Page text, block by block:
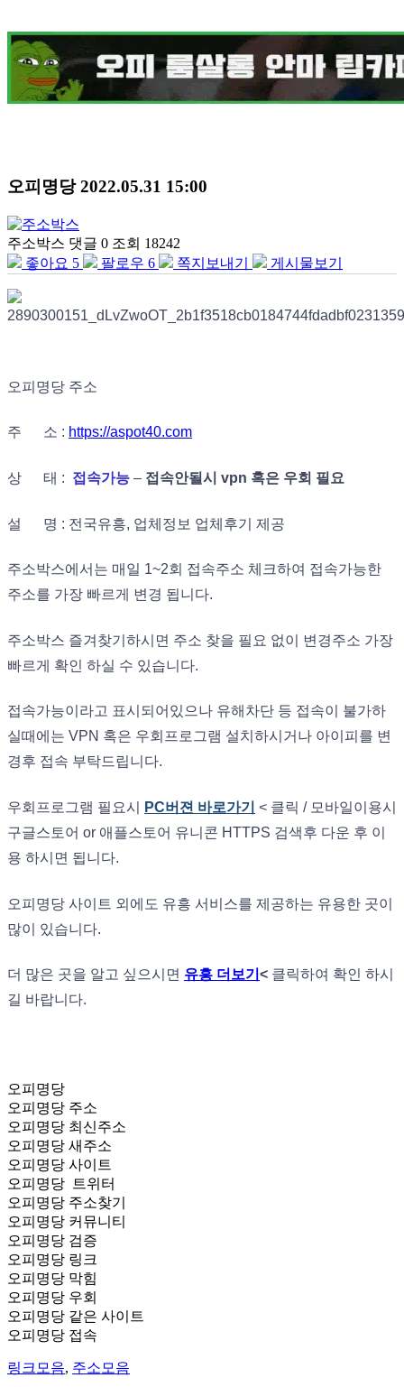
오피명당2022.05.31 15:00
주소박스 댓글 0 조회 18242
좋아요 5 팔로우 6 쪽지보내기 게시물보기
오피명당 주소
주 소 : https://aspot40.com
상 태 : 접속가능 – 접속안될시 vpn 혹은 우회 필요
설 명 : 전국유흥, 업체정보 업체후기 제공
주소박스에서는 매일 1~2회 접속주소 체크하여 접속가능한
주소를 가장 빠르게 변경 됩니다.
주소박스 즐겨찾기하시면 주소 찾을 필요 없이 변경주소 가장
빠르게 확인 하실 수 있습니다.
접속가능이라고 표시되어있으나 유해차단 등 접속이 불가하
실때에는 VPN 혹은 우회프로그램 설치하시거나 아이피를 변
경후 접속 부탁드립니다.
우회프로그램 필요시 PC버젼 바로가기 < 클릭 / 모바일이용시
구글스토어 or 애플스토어 유니콘 HTTPS 검색후 다운 후 이
용 하시면 됩니다.
오피명당 사이트 외에도 유흥 서비스를 제공하는 유용한 곳이
많이 있습니다.
더 많은 곳을 알고 싶으시면 유흥 더보기 < 클릭하여 확인 하시
길 바랍니다.
오피명당
오피명당 주소
오피명당 최신주소
오피명당 새주소
오피명당 사이트
오피명당
트위터
오피명당 주소찾기
오피명당 커뮤니티
오피명당 검증
오피명당 링크
오피명당 막힘
오피명당 우회
오피명당 같은 사이트
오피명당 접속
링크모음, 주소모음